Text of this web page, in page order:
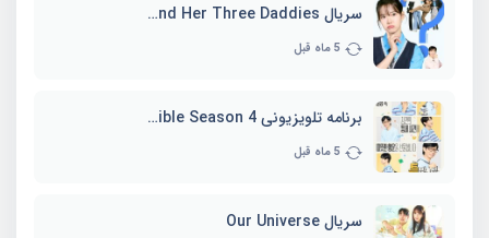
سریال Marie and Her Three Daddies
5 ماه قبل
برنامه تلویزیونی Whenever Possible Season 4
5 ماه قبل
سریال Our Universe